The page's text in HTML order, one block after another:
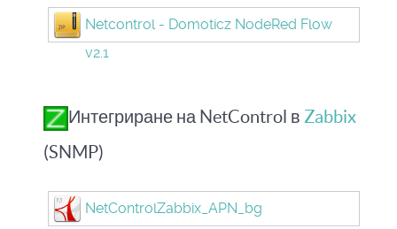
Netcontrol - Domoticz NodeRed Flow
v2.1
Интегриране на NetControl в Zabbix
(SNMP)
NetControlZabbix_APN_bg